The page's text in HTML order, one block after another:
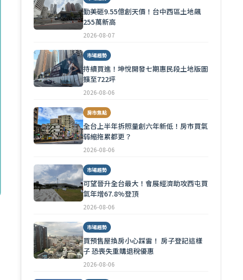
勤美砸9.55億創天價！台中西區土地飆
255萬新高
2026-08-07
市場趨勢
持續買進！坤悅開發七期惠民段土地版圖
擴至722坪
2026-08-06
房市焦點
全台上半年拆照量創六年新低！房市買氣
弱縮拖累都更？
2026-08-06
市場趨勢
可望晉升全台最大！會展經濟助攻西屯買
氣年增67.8%登頂
2026-08-06
市場趨勢
買預售屋換房小心踩雷！ 房子登記這樣
子 恐喪失重購退稅優惠
2026-08-06